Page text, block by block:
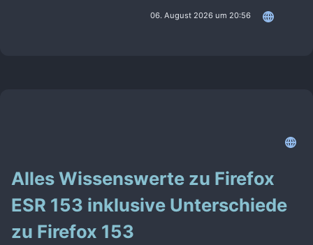
06. August 2026 um 20:56
Alles Wissenswerte zu Firefox
ESR 153 inklusive Unterschiede
zu Firefox 153